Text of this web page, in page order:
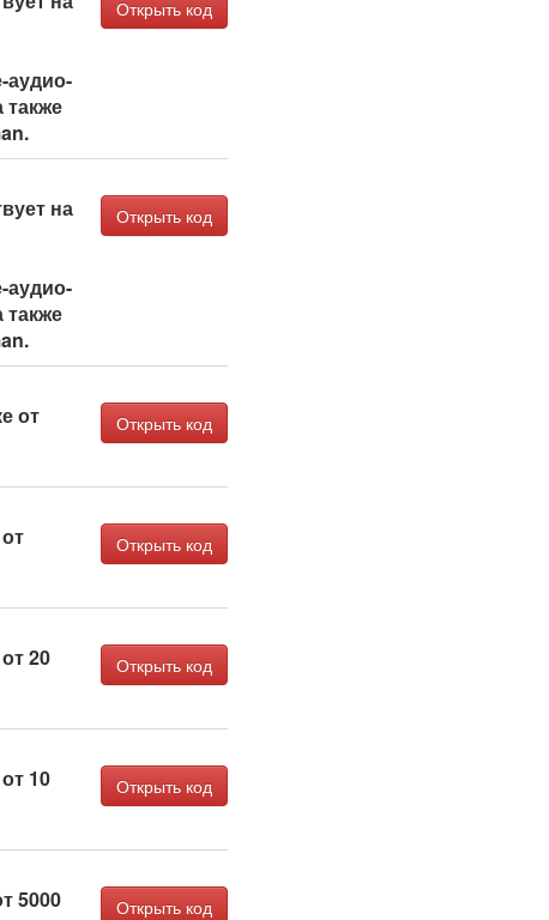
аудио-
Открыть код
на
аудио-
Открыть код
от
Открыть код
Открыть код
20
Открыть код
10
Открыть код
5000
Открыть код